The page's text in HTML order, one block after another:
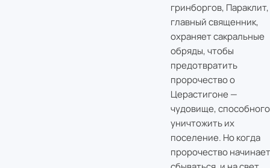
гринборгов, Параклит,
главный священник,
охраняет сакральные
обряды, чтобы
предотвратить
пророчество о
Церастигоне —
чудовище, способного
уничтожить их
поселение. Но когда
пророчество начинает